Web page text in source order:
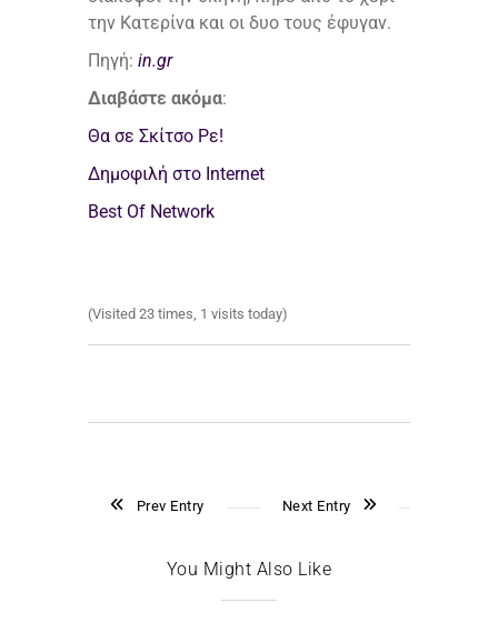
την Κατερίνα και οι δυο τους έφυγαν.
Πηγή: in.gr
Διαβάστε ακόμα:
Θα σε Σκίτσο Ρε!
Δημοφιλή στο Internet
Best Of Network
(Visited 23 times, 1 visits today)
Prev Entry Next Entry
You Might Also Like